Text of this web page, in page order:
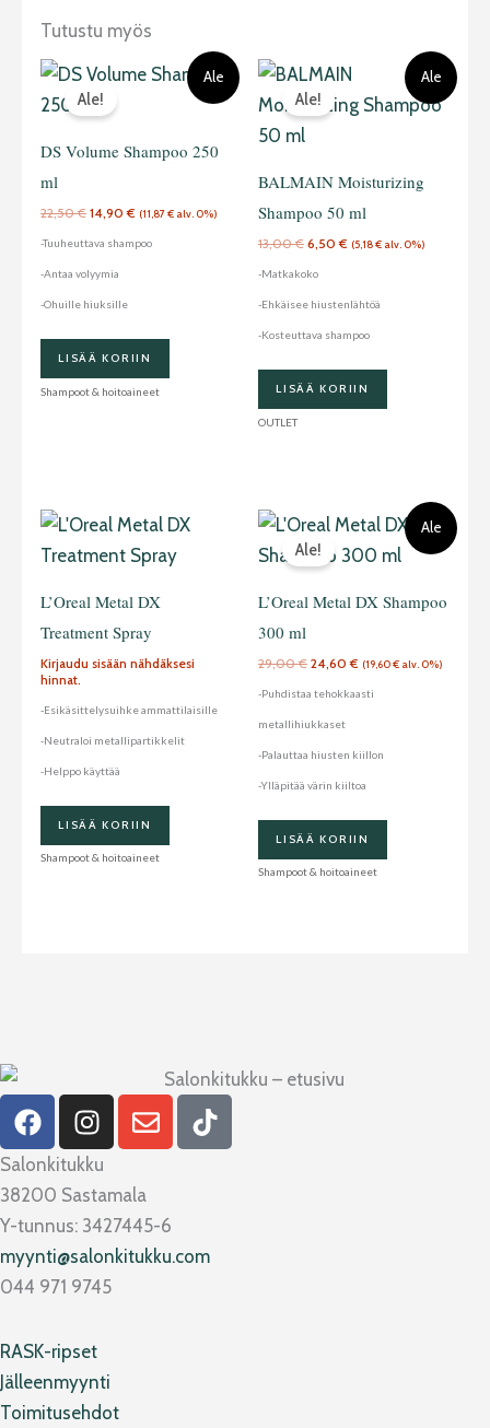
Tutustu myös
Ale
Ale!
DS Volume Shampoo 250
ml
22,50€
Alkuperäinen
hinta
oli:
22,50 €.
14,90€
Nykyinen
hinta
(11,87€ alv. 0%)
-Tuuheuttava shampoo
-Antaa volyymia
-Ohuille hiuksille
LISÄÄ KORIIN
Shampoot & hoitoaineet
Ale
Ale!
BALMAIN Moisturizing
Shampoo 50 ml
13,00€
Alkuperäinen
hinta
oli:
13,00 €.
6,50€
Nykyinen
hinta
on:
6,50 €.
(5,18€ alv. 0%)
-Matkakoko
-Ehkäisee hiustenlähtöä
-Kosteuttava shampoo
LISÄÄ KORIIN
OUTLET
L’Oreal Metal DX
Treatment Spray
Kirjaudu sisään nähdäksesi
hinnat.
-Esikäsittelysuihke ammattilaisille
-Neutraloi metallipartikkelit
-Helppo käyttää
LISÄÄ KORIIN
Shampoot & hoitoaineet
Ale
Ale!
L’Oreal Metal DX Shampoo
300 ml
29,00€
Alkuperäinen
hinta
oli:
29,00 €.
24,60€
Nykyinen
hinta
on:
24,60 €.
(19,60€ alv. 0%)
-Puhdistaa tehokkaasti
metallihiukkaset
-Palauttaa hiusten kiillon
-Ylläpitää värin kiiltoa
LISÄÄ KORIIN
Shampoot & hoitoaineet
F
a
c
e
b
o
o
k
I
n
s
t
a
g
r
a
E
n
e
l
o
p
T
i
Salonkitukku
38200 Sastamala
Y-tunnus: 3427445-6
myynti@salonkitukku.com
044 971 9745
RASK-ripset
Jälleenmyynti
Toimitusehdot